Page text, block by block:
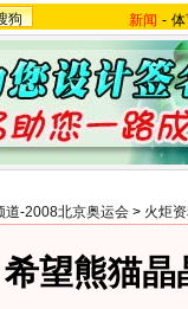
狗 新闻 -
道-2008北京奥运会 > 火炬
望熊猫